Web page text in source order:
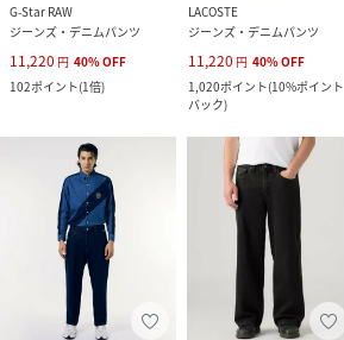
G-Star RAW
ジーンズ・デニムパンツ
11,220 円 40%OFF
102ポイント(1倍)
LACOSTE
ジーンズ・デニムパンツ
11,220 円 40%OFF
1,020ポイント(10%ポイント
バック)